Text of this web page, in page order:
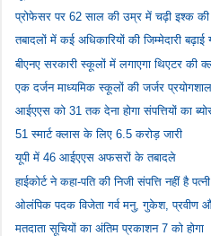
प्रोफेसर पर 62 साल की उम्र में चढ़ी इश्क की
तबादलों में कई अधिकारियों की जिम्मेदारी बढ़ाई
बीएनए सरकारी स्कूलों में लगाएगा थिएटर की
एक दर्जन माध्यमिक स्कूलों की जर्जर
आईएएस को 31 तक देना होगा संपत्तियों का
51 स्मार्ट क्लास के लिए 6.5 करोड़ जारी
यूपी में 46 आईएएस अफसरों के तबादले
हाईकोर्ट ने कहा-पति की निजी संपत्ति नहीं है पत्नी
ओलंपिक पदक विजेता गर्व मनु, गुकेश, प्रवीण
मतदाता सूचियों का अंतिम प्रकाशन 7 को होगा